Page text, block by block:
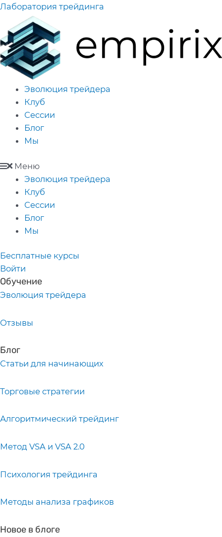
Перейти
содержимому
Лаборатория трейдинга
Эволюция трейдера
Клуб
Сессии
Блог
Мы
Меню
Эволюция трейдера
Клуб
Сессии
Блог
Мы
Бесплатные курсы
Войти
Обучение
Эволюция трейдера
Отзывы
Блог
Статьи для начинающих
Торговые стратегии
Алгоритмический трейдинг
Метод VSA и VSA 2.0
Психология трейдинга
Методы анализа графиков
Новое в блоге